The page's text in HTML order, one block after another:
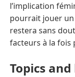
l’implication
pourrait jouer
restera sans
facteurs à la fois
Topics